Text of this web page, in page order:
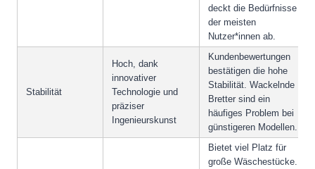
deckt die Bedürfnisse
der meisten
Nutzer*innen ab.
Stabilität
Hoch, dank
innovativer
Technologie und
präziser
Ingenieurskunst
Kundenbewertungen
bestätigen die hohe
Stabilität. Wackelnde
Bretter sind ein
häufiges Problem bei
günstigeren Modellen.
Bietet viel Platz für
große Wäschestücke.